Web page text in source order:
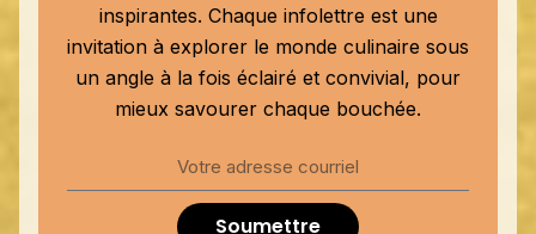
inspirantes. Chaque infolettre est une
invitation à explorer le monde culinaire sous
un angle à la fois éclairé et convivial, pour
mieux savourer chaque bouchée.
Soumettre